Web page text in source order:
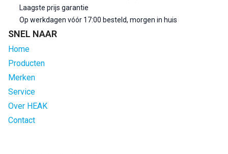
Laagste prijs garantie
Op werkdagen vóór 17:00 besteld, morgen in huis
SNEL NAAR
Home
Producten
Merken
Service
Over HEAK
Contact